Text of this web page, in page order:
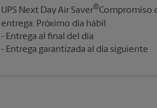
UPS Next Day Air Saver®Compromiso
entrega: Próximo día hábil
Entrega al final del día
Entrega garantizada al día siguiente